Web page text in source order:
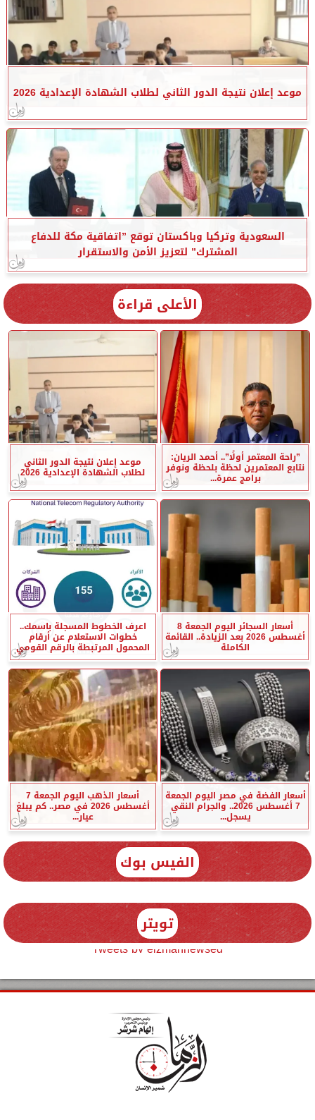
موعد إعلان نتيجة الدور الثاني لطلاب الشهادة الإعدادية 2026
السعودية وتركيا وباكستان توقع ”اتفاقية مكة للدفاع
المشترك” لتعزيز الأمن والاستقرار
الأعلى قراءة
”راحة المعتمر أولًا”.. أحمد الريان:
نتابع المعتمرين لحظة بلحظة ونوفر
برامج عمرة...
موعد إعلان نتيجة الدور الثاني
لطلاب الشهادة الإعدادية 2026
أسعار السجائر اليوم الجمعة 8
أغسطس 2026 بعد الزيادة.. القائمة
الكاملة
اعرف الخطوط المسجلة باسمك..
خطوات الاستعلام عن أرقام
المحمول المرتبطة بالرقم القومي
أسعار الفضة في مصر اليوم الجمعة
7 أغسطس 2026.. والجرام النقي
يسجل...
أسعار الذهب اليوم الجمعة 7
أغسطس 2026 في مصر.. كم يبلغ
عيار...
الفيس بوك
تويتر
Tweets by elzmannewseg